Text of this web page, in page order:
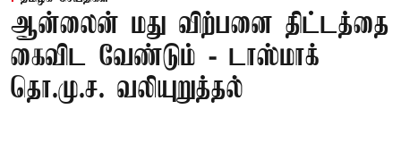
ஆன்லைன் மது விற்பனை திட்டத்தை
கைவிட வேண்டும் - டாஸ்மாக்
தொ.மு.ச. வலியுறுத்தல்